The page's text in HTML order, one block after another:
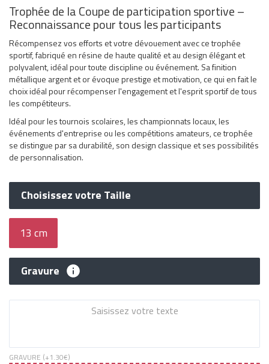
Trophée de la Coupe de participation sportive –
Reconnaissance pour tous les participants
Récompensez vos efforts et votre dévouement avec ce trophée
sportif, fabriqué en résine de haute qualité et au design élégant et
polyvalent, idéal pour toute discipline ou événement. Sa finition
métallique argent et or évoque prestige et motivation, ce qui en fait le
choix idéal pour récompenser l'engagement et l'esprit sportif de tous
les compétiteurs.
Idéal pour les tournois scolaires, les championnats locaux, les
événements d'entreprise ou les compétitions amateurs, ce trophée
se distingue par sa durabilité, son design classique et ses possibilités
de personnalisation.
Choisissez votre Taille
13 cm
Gravure
GRAVURE (+1.30€)